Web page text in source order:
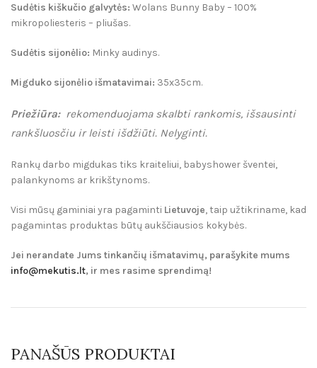
Sudėtis kiškučio galvytės: Wolans Bunny Baby – 100%
mikropoliesteris – pliušas.
Sudėtis sijonėlio: Minky audinys.
Migduko sijonėlio išmatavimai: 35x35cm.
Priežiūra:rekomenduojama skalbti rankomis, išsausinti
rankšluosčiu ir leisti išdžiūti. Nelyginti.
Rankų darbo migdukas tiks kraiteliui, babyshower šventei,
palankynoms ar krikštynoms.
Visi mūsų gaminiai yra pagaminti Lietuvoje, taip užtikriname, kad
pagamintas produktas būtų aukščiausios kokybės.
Jei nerandate Jums tinkančių išmatavimų, parašykite mums
info@mekutis.lt, ir mes rasime sprendimą!
PANAŠŪS PRODUKTAI